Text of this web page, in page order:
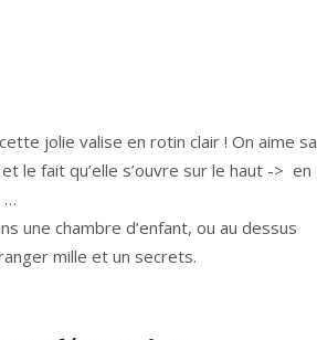
jolie valise en rotin clair ! On aime sa
le fait qu’elle s’ouvre sur le haut -> en
…
une chambre d’enfant, ou au dessus
mille et un secrets.